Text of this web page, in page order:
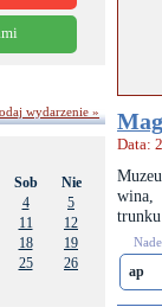
Data:
wina,
ap
Sob
Nie
4
5
11
12
18
19
25
26
wydarzenie »